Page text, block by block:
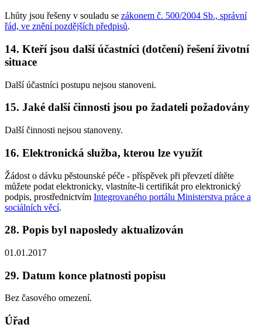
Lhůty jsou řešeny v souladu se zákonem č. 500/2004 Sb., správní
řád, ve znění pozdějších předpisů.
14. Kteří jsou další účastníci (dotčení) řešení životní
situace
Další účastníci postupu nejsou stanoveni.
15. Jaké další činnosti jsou po žadateli požadovány
Další činnosti nejsou stanoveny.
16. Elektronická služba, kterou lze využít
Žádost o dávku pěstounské péče - příspěvek při převzetí dítěte
můžete podat elektronicky, vlastníte-li certifikát pro elektronický
podpis, prostřednictvím Integrovaného portálu Ministerstva práce a
sociálních věcí.
28. Popis byl naposledy aktualizován
01.01.2017
29. Datum konce platnosti popisu
Bez časového omezení.
Úřad